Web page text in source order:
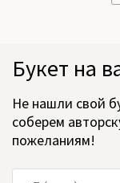
Букет на
Не нашли свой
соберем
пожеланиям!